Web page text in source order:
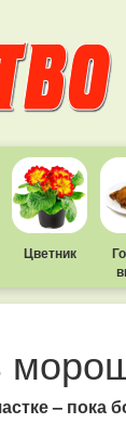
Цветник
– пока